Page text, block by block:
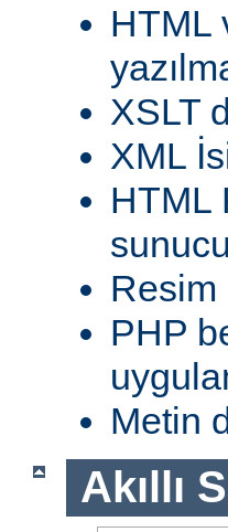
HTML
XSLT
XML
HTML
Resim
PHP
Metin
Akıllı